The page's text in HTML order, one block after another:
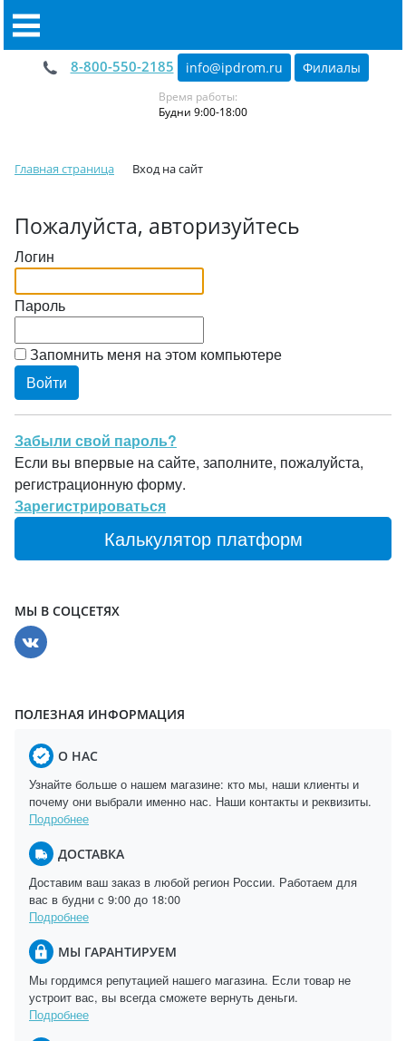
8-800-550-2185 info@ipdrom.ru Филиалы
Время работы:
Будни 9:00-18:00
Главная страница Вход на сайт
Пожалуйста, авторизуйтесь
Логин
Пароль
Запомнить меня на этом компьютере
Забыли свой пароль?
Если вы впервые на сайте, заполните, пожалуйста,
регистрационную форму.
Зарегистрироваться
Калькулятор платформ
МЫ В СОЦСЕТЯХ
ПОЛЕЗНАЯ ИНФОРМАЦИЯ
О НАС
Узнайте больше о нашем магазине: кто мы, наши клиенты и
почему они выбрали именно нас. Наши контакты и реквизиты.
Подробнее
ДОСТАВКА
Доставим ваш заказ в любой регион России. Работаем для
вас в будни с 9:00 до 18:00
Подробнее
МЫ ГАРАНТИРУЕМ
Мы гордимся репутацией нашего магазина. Если товар не
устроит вас, вы всегда сможете вернуть деньги.
Подробнее